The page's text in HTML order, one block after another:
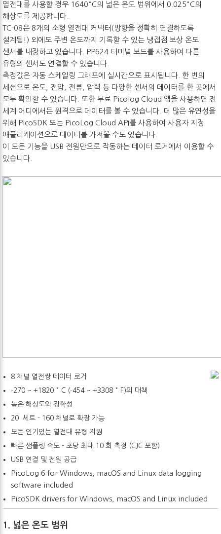
열전대를 사용할 경우 1640°C의 넓은 온도 범위에서 0.025°C의
해상도를 제공합니다.
TC-08은 8개의 소형 열전대 커넥터(방향을 정확히 연결하도록
설계됨!) 외에도 주변 온도까지 기록할 수 있는 냉접점 보상 온도
센서를 내장하고 있습니다. PP624 터미널 보드를 사용하여 다른
유형의 센서도 연결할 수 있습니다.
측정값은 자동 스케일링 그래프에 실시간으로 표시됩니다. 한 번의
세션으로 온도, 전압, 전류, 압력 등 다양한 센서의 데이터를 한 곳에서
모두 확인할 수 있습니다. 또한 무료 Picolog Cloud 앱을 사용하면 전
세계 어디에서든 원격으로 데이터를 볼 수 있습니다. 더 많은 유연성을
위해 PicoSDK 또는 PicoLog Cloud API를 사용하여 사용자 지정
애플리케이션으로 데이터를 가져올 수도 있습니다.
이 모든 기능을 USB 전원만으로 작동하는 데이터 로거에서 이용할 수
있습니다.
8 채널 열전쌍 데이터 로거
-270 ~ +1820 ° C (-454 ~ +3308 ° F)의 대책
높은 해상도와 정확성
20 세트 - 160 채널로 확장 가능
모든 인기있는 열전대 유형 지원
빠른 샘플링 속도 - 초당 최대 10 회 측정 (CJC 포함)
USB 연결 및 전원 공급
PicoLog 6 for Windows, macOS and Linux data logging
software included
PicoSDK drivers for Windows, macOS and Linux included
1. 넓은 온도 범위